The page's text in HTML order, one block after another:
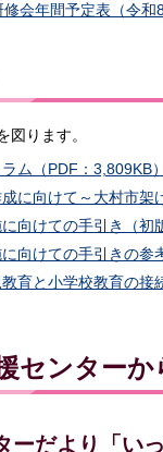
会年間予定表（令和
ります。
ム（PDF：3,809KB）
に向けて～大村市架
向けての手引き（初
向けての手引きの参
育と小学校教育の
センター
だより「いっ